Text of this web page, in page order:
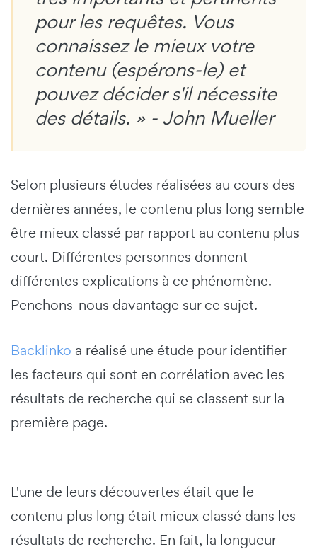
pour les requêtes. Vous
connaissez le mieux votre
contenu (espérons-le) et
pouvez décider s'il nécessite
des détails. » - John Mueller
Selon plusieurs études réalisées au cours des
dernières années, le contenu plus long semble
être mieux classé par rapport au contenu plus
court. Différentes personnes donnent
différentes explications à ce phénomène.
Penchons-nous davantage sur ce sujet.
Backlinko a réalisé une étude pour identifier
les facteurs qui sont en corrélation avec les
résultats de recherche qui se classent sur la
première page.
L'une de leurs découvertes était que le
contenu plus long était mieux classé dans les
résultats de recherche. En fait, la longueur